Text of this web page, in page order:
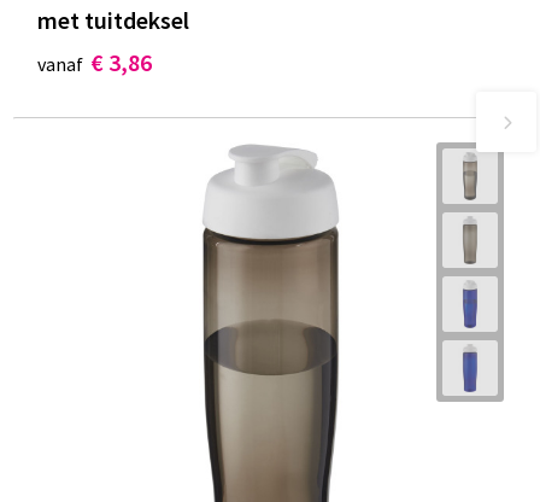
met tuitdeksel
vanaf € 3,86